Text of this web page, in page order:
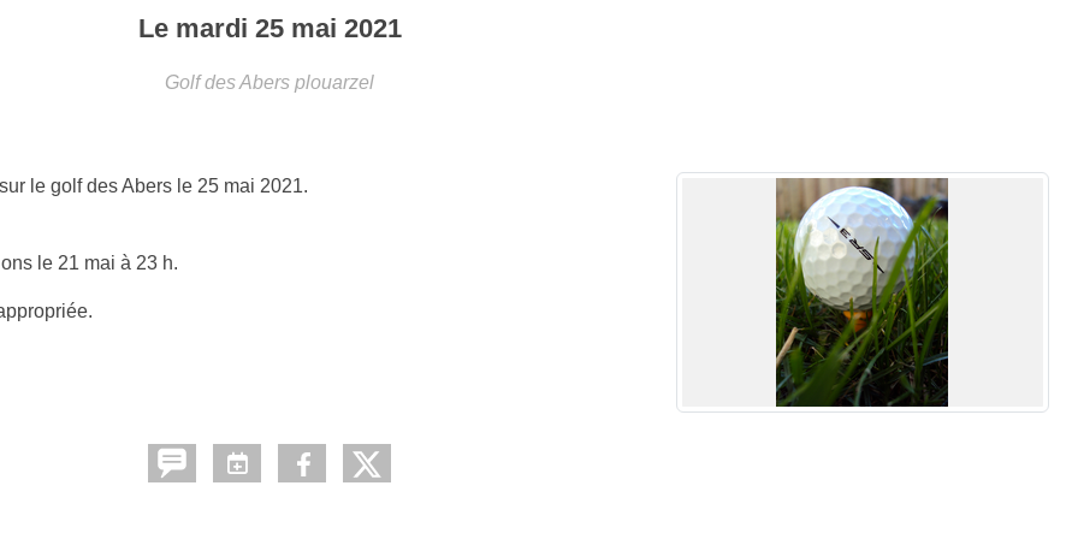
Le mardi 25 mai 2021
Golf des Abers plouarzel
le golf des Abers le 25 mai 2021.
le 21 mai à 23 h.